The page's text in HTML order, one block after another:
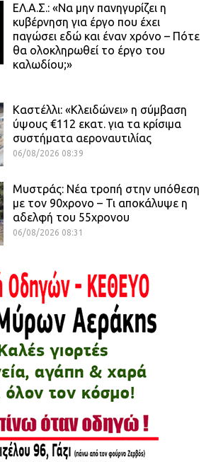
ΕΛ.Α.Σ.: «Να μην πανηγυρίζει η
κυβέρνηση για έργο που έχει
παγώσει εδώ και έναν χρόνο – Πότε
θα ολοκληρωθεί το έργο του
καλωδίου;»
Καστέλλι: «Κλειδώνει» η σύμβαση
ύψους €112 εκατ. για τα κρίσιμα
συστήματα αεροναυτιλίας
06/08/2026 08:39
Μυστράς: Νέα τροπή στην υπόθεση
με τον 90χρονο – Τι αποκάλυψε η
αδελφή του 55χρονου
06/08/2026 08:31